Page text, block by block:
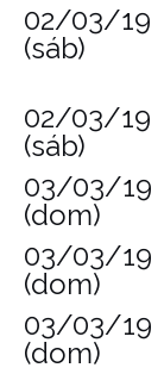
02/03/19
(sáb)
02/03/19
(sáb)
03/03/19
(dom)
03/03/19
(dom)
03/03/19
(dom)